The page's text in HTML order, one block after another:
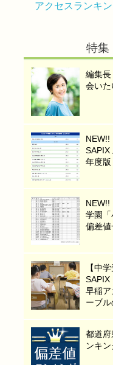
アクセスランキ
特集
編集長
会いた
NEW!!
SAPIX
年度版
NEW!!
学園「
偏差値
【中
SAPIX
早稲ア
ーブ
都道府
ンキ